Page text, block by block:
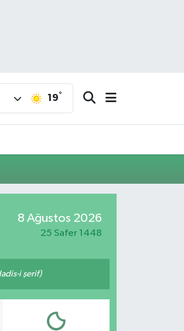
19°
8 Ağustos 2026
25 Safer 1448
i şerif)